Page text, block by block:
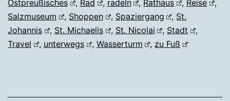
Ostpreußisches , Rad , radeln , Rathaus , Reise
,
Salzmuseum
, Shoppen , Spaziergang , St.
Johannis
, St. Michaelis , St. Nicolai , Stadt
,
Travel
, unterwegs , Wasserturm , zu Fuß